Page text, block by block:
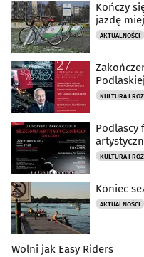
Kończy
jazdę
AKTUALNOŚCI
Podlaskiej
Podlascy
Koniec
AKTUALNOŚCI
Wolni jak Easy Riders